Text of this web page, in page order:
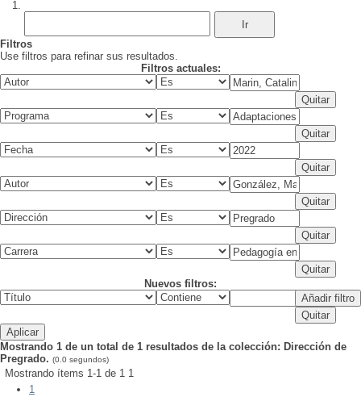
Filtros
Use filtros para refinar sus resultados.
Filtros actuales:
Nuevos filtros:
Mostrando 1 de un total de 1 resultados de la colección: Dirección de
Pregrado. (0.0 segundos)
Mostrando ítems 1-1 de 1 1
1